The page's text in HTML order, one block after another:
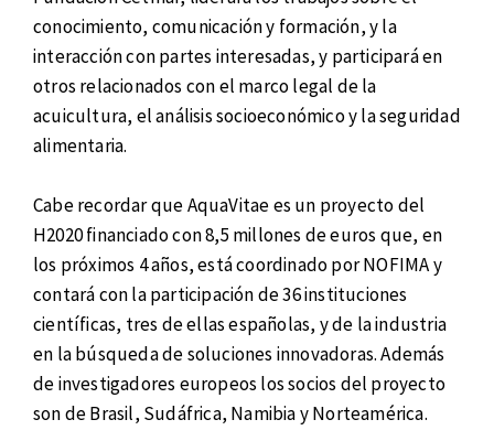
conocimiento, comunicación y formación, y la
interacción con partes interesadas, y participará en
otros relacionados con el marco legal de la
acuicultura, el análisis socioeconómico y la seguridad
alimentaria.
Cabe recordar que AquaVitae es un proyecto del
H2020 financiado con 8,5 millones de euros que, en
los próximos 4 años, está coordinado por NOFIMA y
contará con la participación de 36 instituciones
científicas, tres de ellas españolas, y de la industria
en la búsqueda de soluciones innovadoras. Además
de investigadores europeos los socios del proyecto
son de Brasil, Sudáfrica, Namibia y Norteamérica.